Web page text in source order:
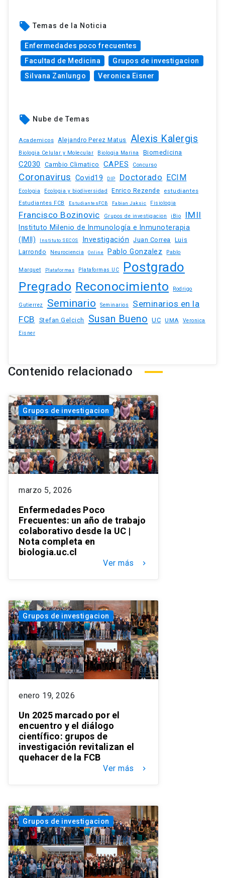
local_offer Temas de la Noticia
Enfermedades poco frecuentes
Facultad de Medicina
Grupos de investigacion
Silvana Zanlungo
Veronica Eisner
local_offer Nube de Temas
Academicos Alejandro Perez Matus Alexis Kalergis
Biologia Celular y Molecular Biologia Marina Biomedicina
C2030 Cambio Climatico CAPES Concurso
Coronavirus Covid19 DIP Doctorado ECIM
Ecologia Ecologia y biodiversidad Enrico Rezende estudiantes
Estudiantes FCB EstudiantesFCB Fabian Jaksic Fisiologia
Francisco Bozinovic Grupos de investigacion iBio IMII
Instituto Milenio de Inmunología e Inmunoterapia
(IMII)
Instituto SECOS Investigación Juan Correa Luis
Larrondo
Neurociencia Online Pablo Gonzalez Pablo
Marquet Plataformas Plataformas UC Postgrado
Pregrado Reconocimiento Rodrigo
Gutierrez Seminario Seminarios
Seminarios en la
FCB
Stefan Gelcich Susan Bueno UC UMA
Veronica
Eisner
Contenido relacionado
Grupos de investigacion
marzo 5, 2026
Enfermedades Poco
Frecuentes: un año de trabajo
colaborativo desde la UC |
Nota completa en
biologia.uc.cl
Ver más keyboard_arrow_right
Grupos de investigacion
enero 19, 2026
Un 2025 marcado por el
encuentro y el diálogo
científico: grupos de
investigación revitalizan el
quehacer de la FCB
Ver más keyboard_arrow_right
Grupos de investigacion